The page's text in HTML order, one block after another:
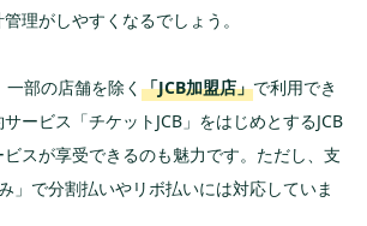
理がしやすくなるでしょう。
部の店舗を除く 「JCB加盟店」で利用でき
ービス「チケットJCB」をはじめとするJCB
スが享受できるのも魅力です。ただし、支
」で分割払いやリボ払いには対応していま